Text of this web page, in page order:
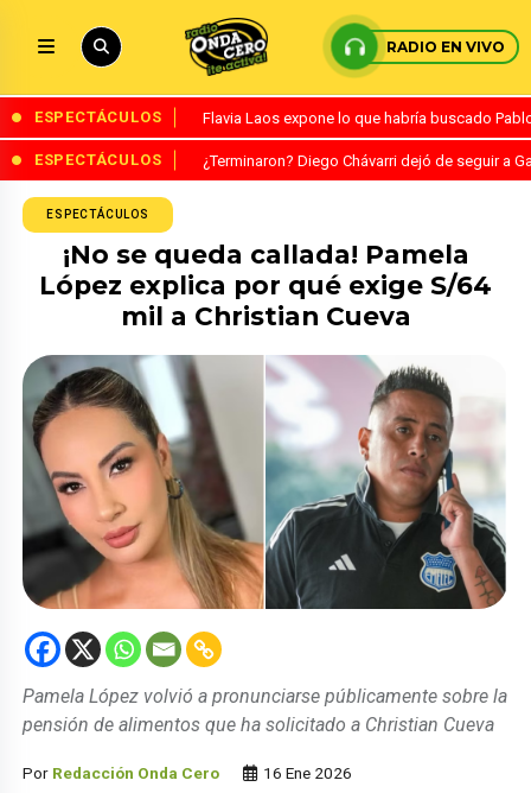
RADIO EN VIVO
ESPECTÁCULOS Flavia Laos expone lo que habría buscado
ESPECTÁCULOS ¿Terminaron? Diego Chávarri dejó de seguir a
ESPECTÁCULOS
¡No se queda callada! Pamela
López explica por qué exige S/64
mil a Christian Cueva
Pamela López volvió a pronunciarse públicamente sobre la
pensión de alimentos que ha solicitado a Christian Cueva
Por Redacción Onda Cero 16 Ene 2026